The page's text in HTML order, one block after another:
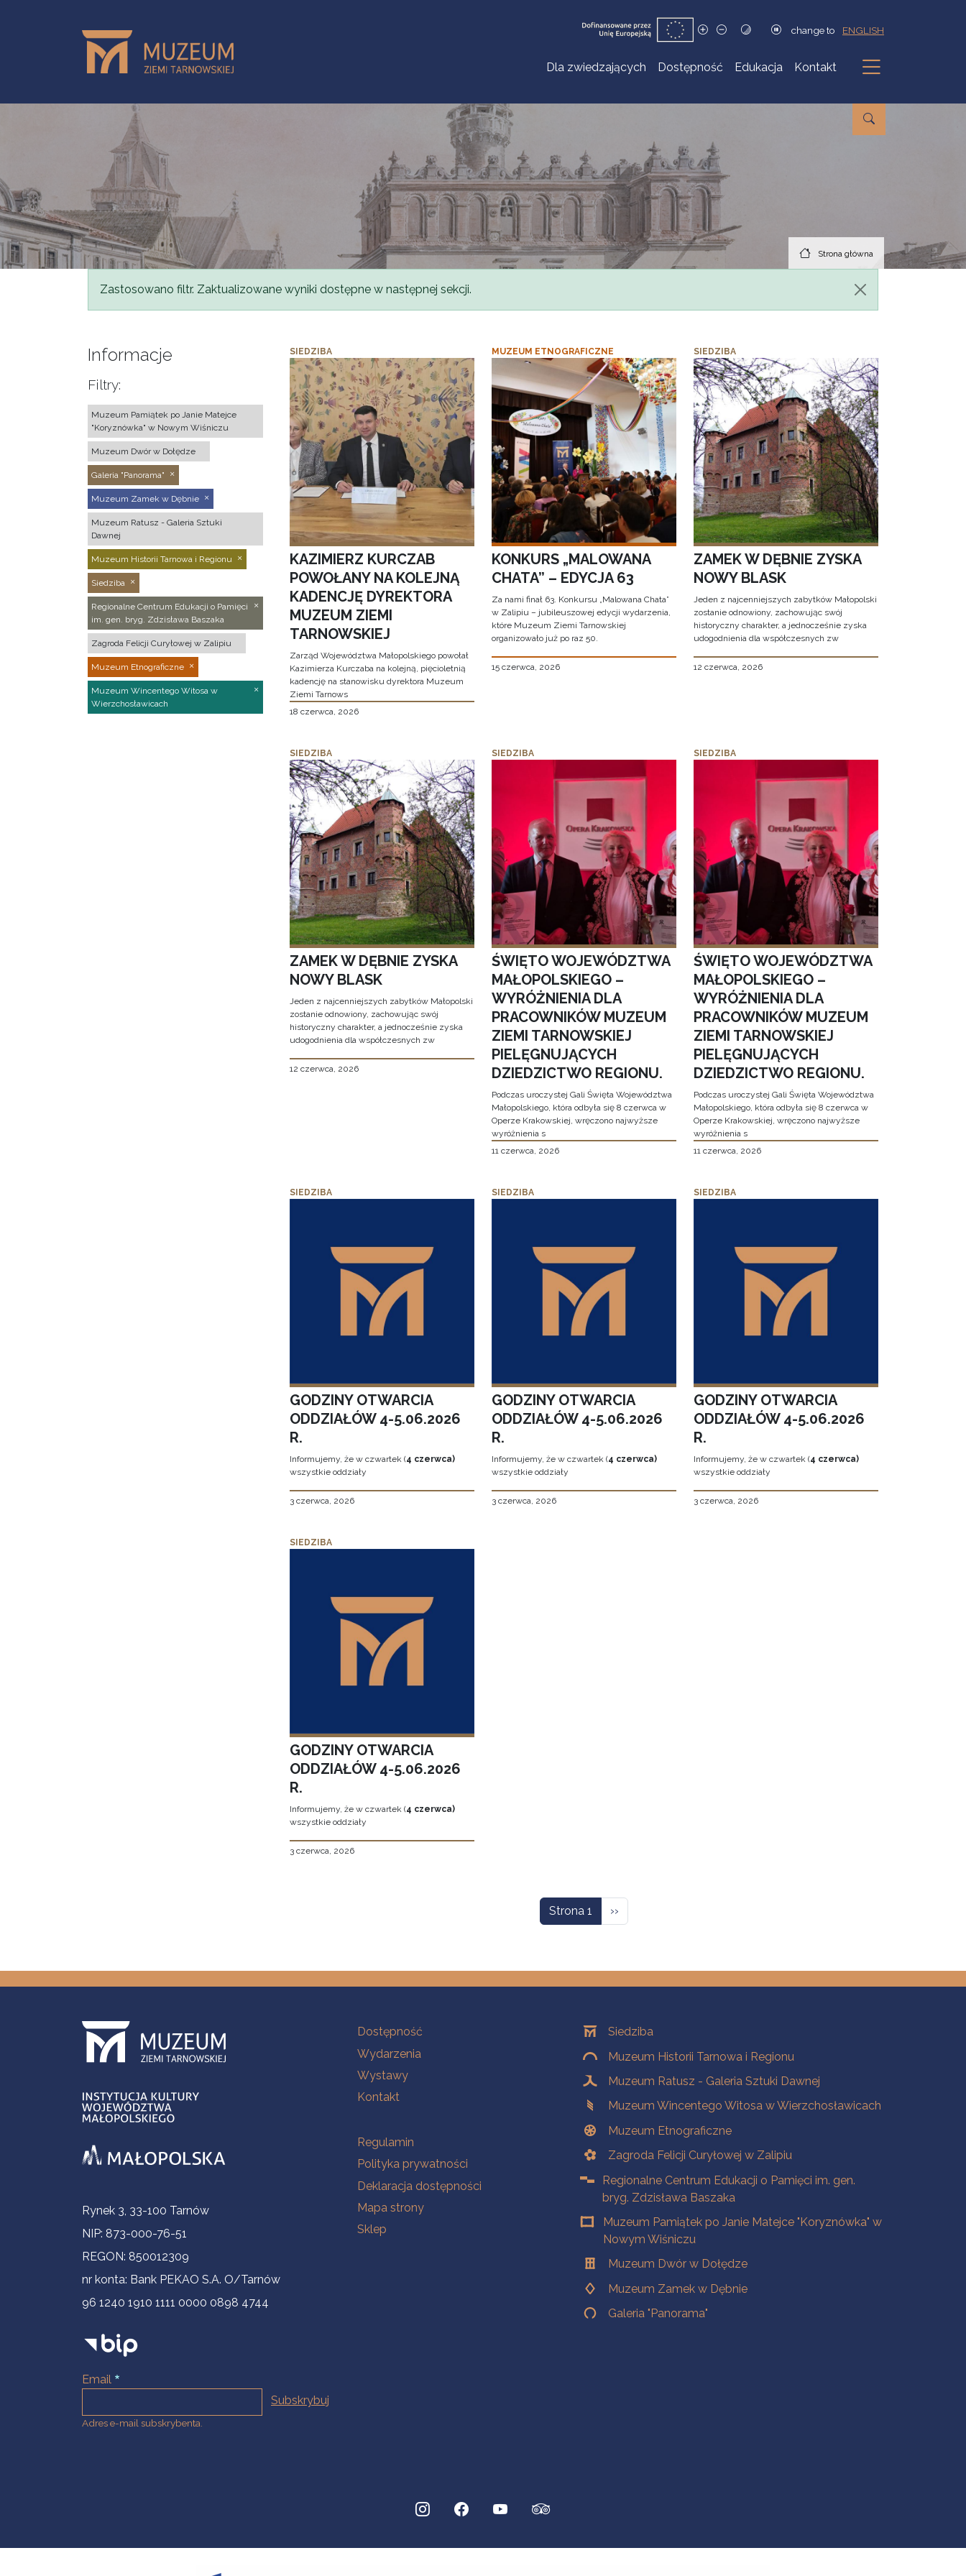
change to ENGLISH
Dla zwiedzających Dostępność Edukacja Kontakt
Podmenu
Strona główna
Komunikat
Zastosowano filtr. Zaktualizowane wyniki dostępne w następnej sekcji.
Informacje
Filtry:
Muzeum Pamiątek po Janie Matejce
"Koryznówka" w Nowym Wiśniczu
Muzeum Dwór w Dołędze
Galeria "Panorama"
Muzeum Zamek w Dębnie
Muzeum Ratusz - Galeria Sztuki
Dawnej
Muzeum Historii Tarnowa i Regionu
Siedziba
Regionalne Centrum Edukacji o Pamięci
im. gen. bryg. Zdzisława Baszaka
Zagroda Felicji Curyłowej w Zalipiu
Muzeum Etnograficzne
Muzeum Wincentego Witosa w
Wierzchosławicach
SIEDZIBA
KAZIMIERZ KURCZAB
POWOŁANY NA KOLEJNĄ
KADENCJĘ DYREKTORA
MUZEUM ZIEMI
TARNOWSKIEJ
Zarząd Województwa Małopolskiego powołał
Kazimierza Kurczaba na kolejną, pięcioletnią
kadencję na stanowisku dyrektora Muzeum
Ziemi Tarnows
18 czerwca, 2026
MUZEUM ETNOGRAFICZNE
KONKURS „MALOWANA
CHATA” – EDYCJA 63
Za nami finał 63. Konkursu „Malowana Chata”
w Zalipiu – jubileuszowej edycji wydarzenia,
które Muzeum Ziemi Tarnowskiej
organizowało już po raz 50.
15 czerwca, 2026
SIEDZIBA
ZAMEK W DĘBNIE ZYSKA
NOWY BLASK
Jeden z najcenniejszych zabytków Małopolski
zostanie odnowiony, zachowując swój
historyczny charakter, a jednocześnie zyska
udogodnienia dla współczesnych zw
12 czerwca, 2026
SIEDZIBA
ZAMEK W DĘBNIE ZYSKA
NOWY BLASK
Jeden z najcenniejszych zabytków Małopolski
zostanie odnowiony, zachowując swój
historyczny charakter, a jednocześnie zyska
udogodnienia dla współczesnych zw
12 czerwca, 2026
SIEDZIBA
ŚWIĘTO WOJEWÓDZTWA
MAŁOPOLSKIEGO –
WYRÓŻNIENIA DLA
PRACOWNIKÓW MUZEUM
ZIEMI TARNOWSKIEJ
PIELĘGNUJĄCYCH
DZIEDZICTWO REGIONU.
Podczas uroczystej Gali Święta Województwa
Małopolskiego, która odbyła się 8 czerwca w
Operze Krakowskiej, wręczono najwyższe
wyróżnienia s
11 czerwca, 2026
SIEDZIBA
ŚWIĘTO WOJEWÓDZTWA
MAŁOPOLSKIEGO –
WYRÓŻNIENIA DLA
PRACOWNIKÓW MUZEUM
ZIEMI TARNOWSKIEJ
PIELĘGNUJĄCYCH
DZIEDZICTWO REGIONU.
Podczas uroczystej Gali Święta Województwa
Małopolskiego, która odbyła się 8 czerwca w
Operze Krakowskiej, wręczono najwyższe
wyróżnienia s
11 czerwca, 2026
SIEDZIBA
GODZINY OTWARCIA
ODDZIAŁÓW 4-5.06.2026
R.
Informujemy, że w czwartek (4 czerwca)
wszystkie oddziały
3 czerwca, 2026
SIEDZIBA
GODZINY OTWARCIA
ODDZIAŁÓW 4-5.06.2026
R.
Informujemy, że w czwartek (4 czerwca)
wszystkie oddziały
3 czerwca, 2026
SIEDZIBA
GODZINY OTWARCIA
ODDZIAŁÓW 4-5.06.2026
R.
Informujemy, że w czwartek (4 czerwca)
wszystkie oddziały
3 czerwca, 2026
SIEDZIBA
GODZINY OTWARCIA
ODDZIAŁÓW 4-5.06.2026
R.
Informujemy, że w czwartek (4 czerwca)
wszystkie oddziały
3 czerwca, 2026
Strona 1 Następna strona
››
Informacje kontaktowe
Rynek 3, 33-100 Tarnów
NIP: 873-000-76-51
REGON: 850012309
nr konta: Bank PEKAO S.A. O/Tarnów
96 1240 1910 1111 0000 0898 4744
Email
Adres e-mail subskrybenta.
Na skróty
Dostępność
Wydarzenia
Wystawy
Kontakt
Na skróty
Regulamin
Polityka prywatności
Deklaracja dostępności
Mapa strony
Sklep
OddziałySiedziba
Muzeum Historii Tarnowa i Regionu
Muzeum Ratusz - Galeria Sztuki Dawnej
Muzeum Wincentego Witosa w Wierzchosławicach
Muzeum Etnograficzne
Zagroda Felicji Curyłowej w Zalipiu
Regionalne Centrum Edukacji o Pamięci im. gen.
bryg. Zdzisława Baszaka
Muzeum Pamiątek po Janie Matejce "Koryznówka" w
Nowym Wiśniczu
Muzeum Dwór w Dołędze
Muzeum Zamek w Dębnie
Galeria "Panorama"